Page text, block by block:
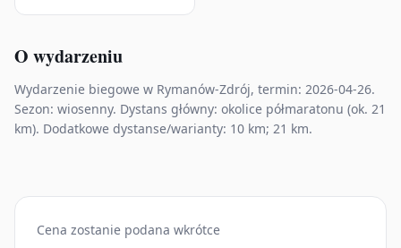
O wydarzeniu
Wydarzenie biegowe w Rymanów-Zdrój, termin: 2026-04-26.
Sezon: wiosenny. Dystans główny: okolice półmaratonu (ok. 21
km). Dodatkowe dystanse/warianty: 10 km; 21 km.
Cena zostanie podana wkrótce